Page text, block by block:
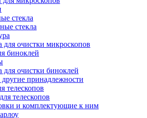
стекла
стекла
для очистки микроскопов
биноклей
для очистки биноклей
принадлежности
телескопов
телескопов
и комплектующие к ним